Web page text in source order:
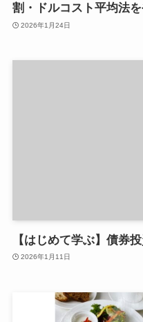
割・ドルコスト平均法
2026年1月24日
【はじめて学ぶ】債券
2026年1月11日